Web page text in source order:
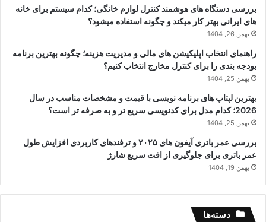
بررسی دستگاه های هوشمند کنترل لوازم خانگی؛ کدام سیستم برای خانه
های ایرانی بهتر کار میکند و چگونه استفاده میشود؟
بهمن 26, 1404
راهنمای انتخاب اپلیکیشن های مالی و مدیریت هزینه؛ چگونه بهترین برنامه
بودجه بندی را برای کنترل مخارج انتخاب کنیم؟
بهمن 25, 1404
بهترین لپتاپ های برنامه نویسی با قیمت و مشخصات مناسب در سال
2026؛ کدام مدل برای کدنویسی سریع تر و به صرفه تر است؟
بهمن 25, 1404
بررسی عمر باتری آیفون های ۲۰۲۵ و ترفندهای کاربردی افزایش طول
عمر باتری برای جلوگیری از افت سریع شارژ
بهمن 19, 1404
دسته‌ها